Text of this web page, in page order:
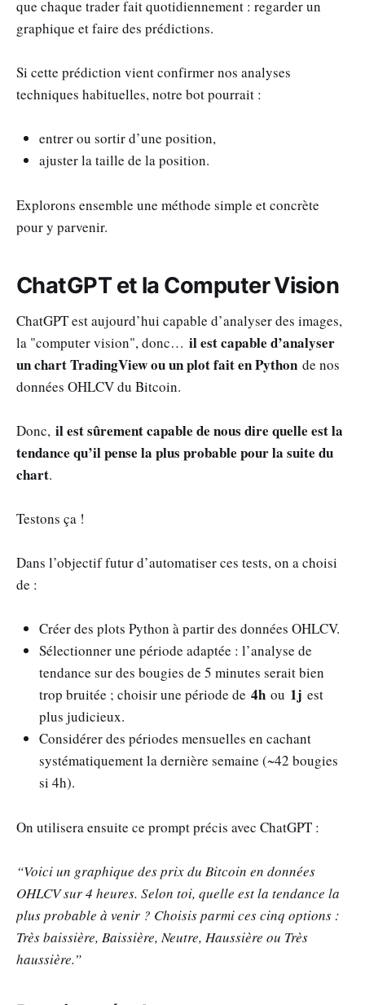
que chaque trader fait quotidiennement : regarder un
graphique et faire des prédictions.
Si cette prédiction vient confirmer nos analyses
techniques habituelles, notre bot pourrait :
entrer ou sortir d’une position,
ajuster la taille de la position.
Explorons ensemble une méthode simple et concrète
pour y parvenir.
ChatGPT et la Computer Vision
ChatGPT est aujourd’hui capable d’analyser des images,
la "computer vision", donc… il est capable d’analyser
un chart TradingView ou un plot fait en Python de nos
données OHLCV du Bitcoin.
Donc, il est sûrement capable de nous dire quelle est la
tendance qu’il pense la plus probable pour la suite du
chart.
Testons ça !
Dans l’objectif futur d’automatiser ces tests, on a choisi
de :
Créer des plots Python à partir des données OHLCV.
Sélectionner une période adaptée : l’analyse de
tendance sur des bougies de 5 minutes serait bien
trop bruitée ; choisir une période de 4h ou 1j est
plus judicieux.
Considérer des périodes mensuelles en cachant
systématiquement la dernière semaine (~42 bougies
si 4h).
On utilisera ensuite ce prompt précis avec ChatGPT :
“Voici un graphique des prix du Bitcoin en données
OHLCV sur 4 heures. Selon toi, quelle est la tendance la
plus probable à venir ? Choisis parmi ces cinq options :
Très baissière, Baissière, Neutre, Haussière ou Très
haussière.”